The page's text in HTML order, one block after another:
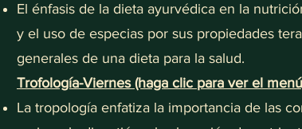
El énfasis de la dieta ayurvédica en la
y el uso de especias por sus propiedades
generales de una dieta para la salud.
Trofología-Viernes (haga clic para ver el
La tropología enfatiza la importancia de las